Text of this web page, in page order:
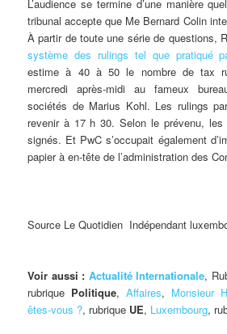
L’audience se termine d’une manière
tribunal accepte que Me Bernard Colin
À partir de toute une série de questions,
système des rulings tel que pratiqué
estime à 40 à 50 le nombre de tax
mercredi après-midi au fameux
sociétés de Marius Kohl. Les rulings
revenir à 17 h 30. Selon le prévenu, les
signés. Et PwC s’occupait également
papier à en-tête de l’administration des
Source Le Quotidien Indépendant
Voir aussi : Actualité Internationale,
rubrique Politique,Affaires, Monsieur
êtes-vous ?, rubrique UE, Luxembourg,